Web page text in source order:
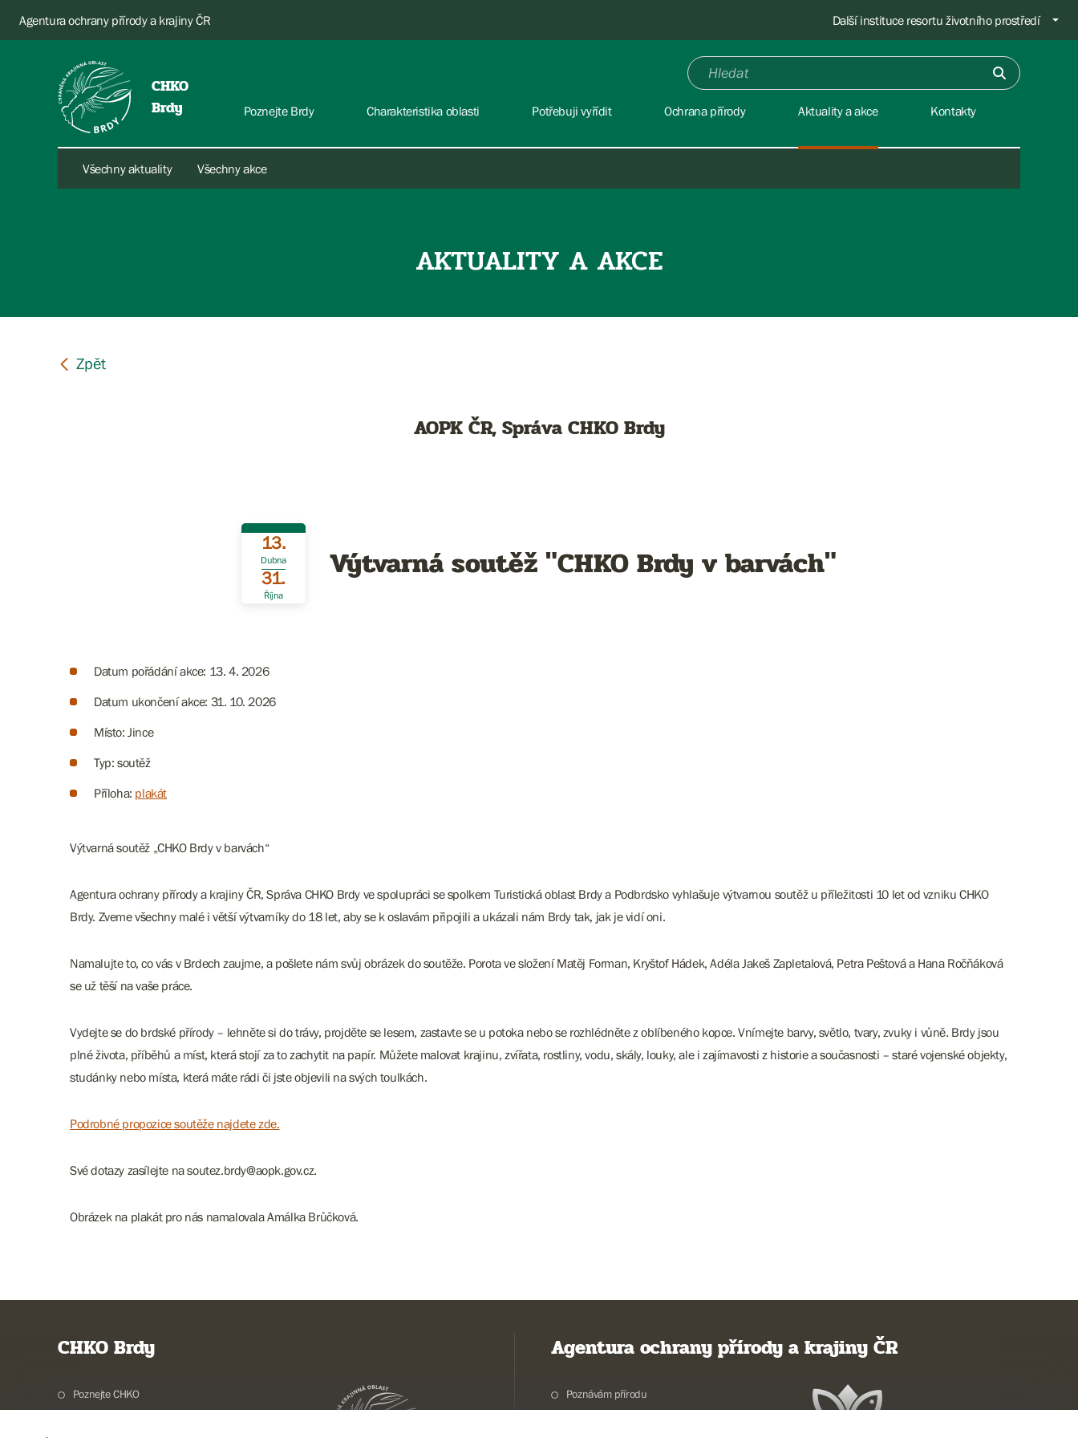
Agentura ochrany přírody a krajiny ČR Další instituce resortu životního prostředí
CHKO
Brdy
Poznejte Brdy Charakteristika oblasti Potřebuji vyřídit Ochrana přírody Aktuality a akce
Všechny aktuality Všechny akce
Kontakty
AKTUALITY A AKCE
AOPK ČR, Správa CHKO Brdy
13.
Dubna
31.
Října
Výtvarná soutěž "CHKO Brdy v barvách"
Datum pořádání akce: 13. 4. 2026
Datum ukončení akce: 31. 10. 2026
Místo: Jince
Typ: soutěž
Příloha: plakát
Výtvarná soutěž „CHKO Brdy v barvách“
Agentura ochrany přírody a krajiny ČR, Správa CHKO Brdy ve spolupráci se spolkem Turistická oblast Brdy a Podbrdsko vyhlašuje výtvarnou soutěž u příležitosti 10 let od vzniku CHKO
Brdy. Zveme všechny malé i větší výtvarníky do 18 let, aby se k oslavám připojili a ukázali nám Brdy tak, jak je vidí oni.
Namalujte to, co vás v Brdech zaujme, a pošlete nám svůj obrázek do soutěže. Porota ve složení Matěj Forman, Kryštof Hádek, Adéla Jakeš Zapletalová, Petra Peštová a Hana Ročňáková
se už těší na vaše práce.
Vydejte se do brdské přírody – lehněte si do trávy, projděte se lesem, zastavte se u potoka nebo se rozhlédněte z oblíbeného kopce. Vnímejte barvy, světlo, tvary, zvuky i vůně. Brdy jsou
plné života, příběhů a míst, která stojí za to zachytit na papír. Můžete malovat krajinu, zvířata, rostliny, vodu, skály, louky, ale i zajímavosti z historie a současnosti – staré vojenské objekty,
studánky nebo místa, která máte rádi či jste objevili na svých toulkách.
Podrobné propozice soutěže najdete zde.
Své dotazy zasílejte na soutez.brdy@aopk.gov.cz.
Obrázek na plakát pro nás namalovala Amálka Brůčková.
CHKO Brdy
Poznejte CHKO
Agentura ochrany přírody a krajiny ČR
Poznávám přírodu